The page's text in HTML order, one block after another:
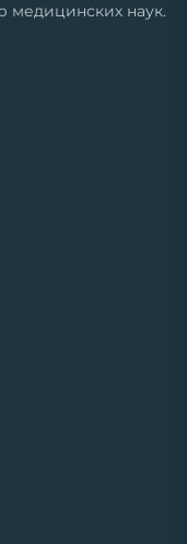
медицинских наук.